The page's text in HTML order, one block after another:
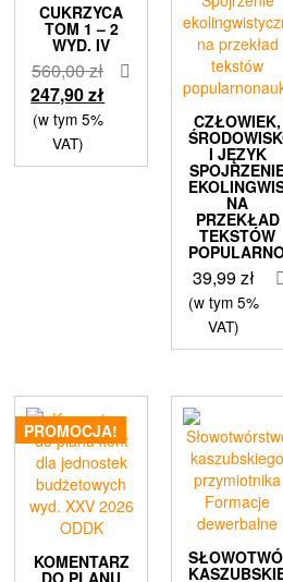
CUKRZYCA
TOM 1 – 2
WYD. IV
560,00złPierwotna
cena
wynosiła:
247,90złAktualna
247,90 zł.
(w tym 5%
VAT)
CZŁOWIEK,
I JĘZYK
NA
PRZEKŁAD
TEKSTÓW
39,99zł
(w tym 5%
VAT)
PROMOCJA!
KOMENTARZ